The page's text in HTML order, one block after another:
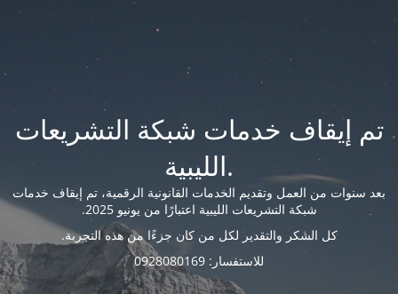
تم إيقاف خدمات شبكة التشريعات
الليبية.
بعد سنوات من العمل وتقديم الخدمات القانونية الرقمية، تم إيقاف خدمات
شبكة التشريعات الليبية اعتبارًا من يونيو 2025.
كل الشكر والتقدير لكل من كان جزءًا من هذه التجربة.
للاستفسار: 0928080169